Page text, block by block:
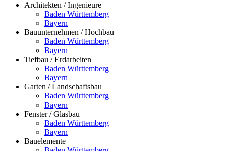
Architekten / Ingenieure
Baden Württemberg
Bayern
Bauunternehmen / Hochbau
Baden Württemberg
Bayern
Tiefbau / Erdarbeiten
Baden Württemberg
Bayern
Garten / Landschaftsbau
Baden Württemberg
Bayern
Fenster / Glasbau
Baden Württemberg
Bayern
Bauelemente